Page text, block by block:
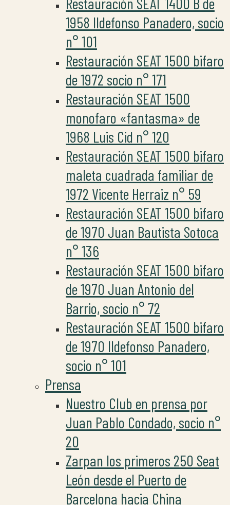
1958 Ildefonso Panadero, socio
n° 101
Restauración SEAT 1500 bifaro
de 1972 socio n° 171
Restauración SEAT 1500
monofaro «fantasma» de
1968 Luis Cid n° 120
Restauración SEAT 1500 bifaro
maleta cuadrada familiar de
1972 Vicente Herraiz n° 59
Restauración SEAT 1500 bifaro
de 1970 Juan Bautista Sotoca
n° 136
Restauración SEAT 1500 bifaro
de 1970 Juan Antonio del
Barrio, socio n° 72
Restauración SEAT 1500 bifaro
de 1970 Ildefonso Panadero,
socio n° 101
Prensa
Nuestro Club en prensa por
Juan Pablo Condado, socio n°
20
Zarpan los primeros 250 Seat
León desde el Puerto de
Barcelona hacia China